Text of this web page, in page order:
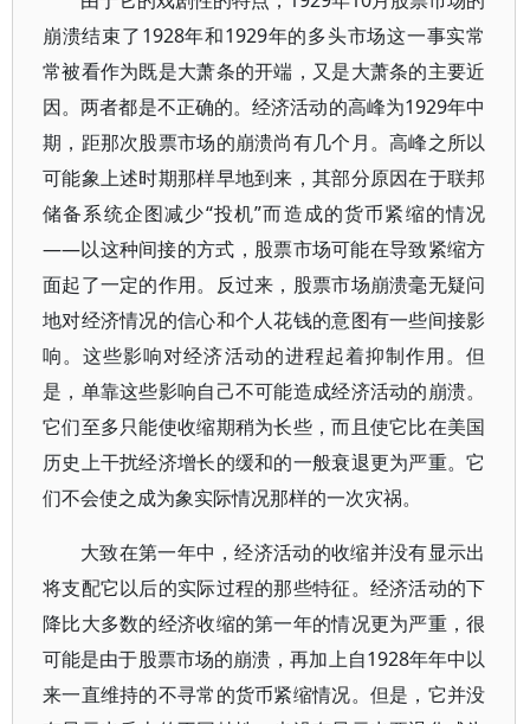
崩溃结束了1928年和1929年的多头市场这一事实常
常被看作为既是大萧条的开端，又是大萧条的主要近
因。两者都是不正确的。经济活动的高峰为1929年中
期，距那次股票市场的崩溃尚有几个月。高峰之所以
可能象上述时期那样早地到来，其部分原因在于联邦
储备系统企图减少“投机”而造成的货币紧缩的情况
——以这种间接的方式，股票市场可能在导致紧缩方
面起了一定的作用。反过来，股票市场崩溃毫无疑问
地对经济情况的信心和个人花钱的意图有一些间接影
响。这些影响对经济活动的进程起着抑制作用。但
是，单靠这些影响自己不可能造成经济活动的崩溃。
它们至多只能使收缩期稍为长些，而且使它比在美国
历史上干扰经济增长的缓和的一般衰退更为严重。它
们不会使之成为象实际情况那样的一次灾祸。
大致在第一年中，经济活动的收缩并没有显示出
将支配它以后的实际过程的那些特征。经济活动的下
降比大多数的经济收缩的第一年的情况更为严重，很
可能是由于股票市场的崩溃，再加上自1928年年中以
来一直维持的不寻常的货币紧缩情况。但是，它并没